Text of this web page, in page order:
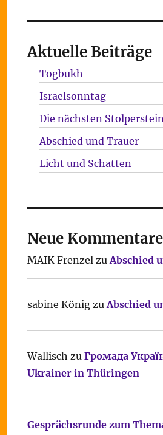
Aktuelle Beiträge
Togbukh
Israelsonntag
Die nächsten
Abschied und Trauer
Licht und Schatten
Neue Kommentare
MAIK FrenzelzuAbschied
sabine KönigzuAbschied
Wallisch zu Громада
Ukrainer in Thüringen
Gesprächsrunde zum